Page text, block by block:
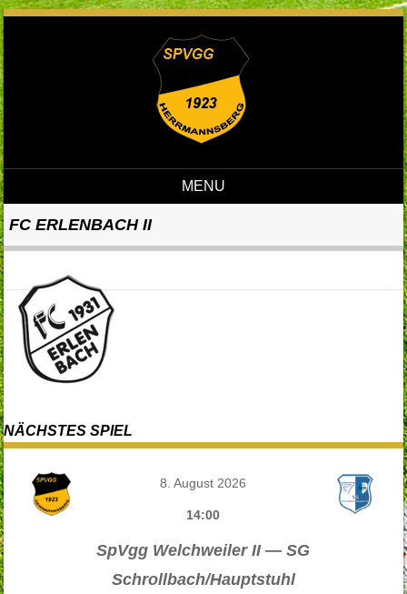
MENU
FC ERLENBACH II
NÄCHSTES SPIEL
8. August 2026
14:00
SpVgg Welchweiler II — SG
Schrollbach/Hauptstuhl